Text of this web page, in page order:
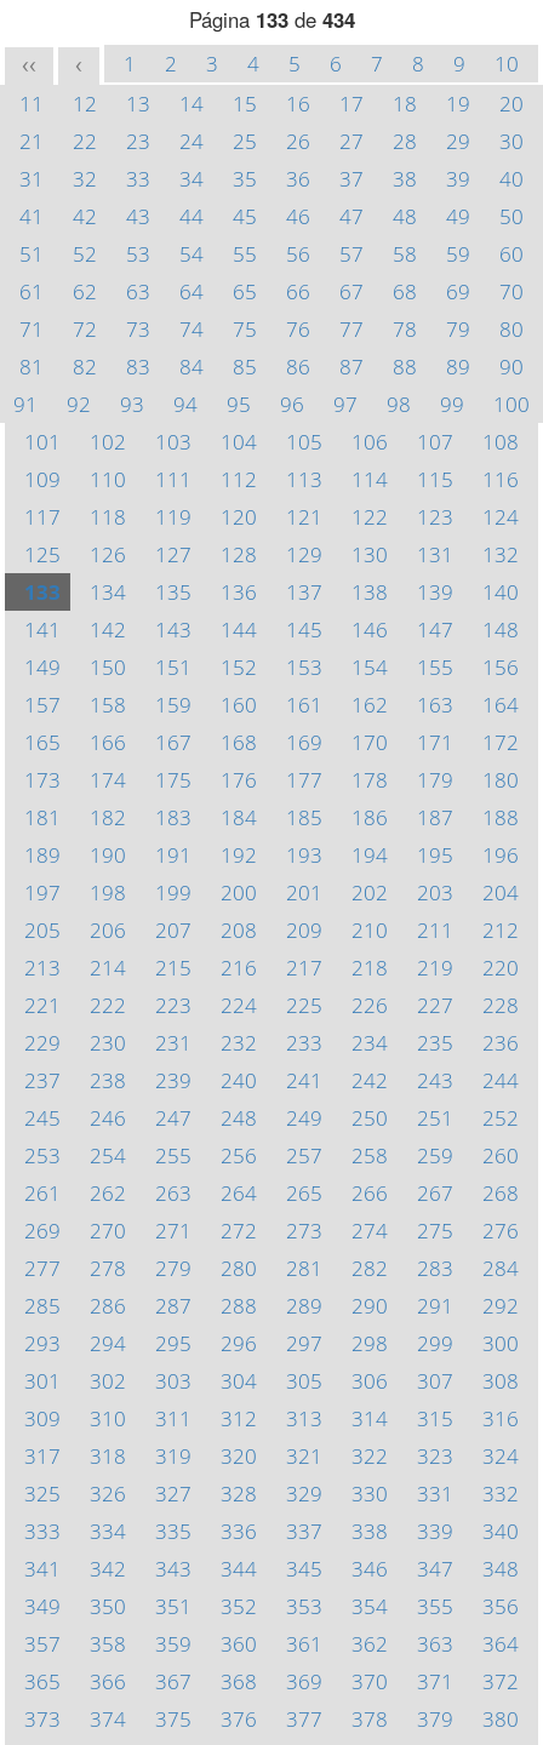
Página 133de 434
<< < 1 2 3 4 5 6 7 8 9
10
11
12 13 14 15 16 17 18 19
20
21
22 23 24 25 26 27 28 29
30
31
32 33 34 35 36 37 38 39
40
41
42 43 44 45 46 47 48 49
50
51
52 53 54 55 56 57 58 59
60
61
62 63 64 65 66 67 68 69
70
71
72 73 74 75 76 77 78 79
80
81
82 83 84 85 86 87 88 89
90
91
92 93 94 95 96 97 98 99
100
101
102 103 104 105 106 107
108
109
110 111 112 113 114 115
116
117
118 119 120 121 122 123
124
125
126 127 128 129 130 131
132
133
134 135 136 137 138 139
140
141
142 143 144 145 146 147
148
149
150 151 152 153 154 155
156
157
158 159 160 161 162 163
164
165
166 167 168 169 170 171
172
173
174 175 176 177 178 179
180
181
182 183 184 185 186 187
188
189
190 191 192 193 194 195
196
197
198 199 200 201 202 203
204
205
206 207 208 209 210 211
212
213
214 215 216 217 218 219
220
221
222 223 224 225 226 227
228
229
230 231 232 233 234 235
236
237
238 239 240 241 242 243
244
245
246 247 248 249 250 251
252
253
254 255 256 257 258 259
260
261
262 263 264 265 266 267
268
269
270 271 272 273 274 275
276
277
278 279 280 281 282 283
284
285
286 287 288 289 290 291
292
293
294 295 296 297 298 299
300
301
302 303 304 305 306 307
308
309
310 311 312 313 314 315
316
317
318 319 320 321 322 323
324
325
326 327 328 329 330 331
332
333
334 335 336 337 338 339
340
341
342 343 344 345 346 347
348
349
350 351 352 353 354 355
356
357
358 359 360 361 362 363
364
365
366 367 368 369 370 371
372
373
374 375 376 377 378 379
380